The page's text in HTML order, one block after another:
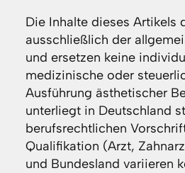
Die Inhalte dieses Artikels
ausschließlich der
und ersetzen keine
medizinische oder
Ausführung ästhetischer
unterliegt in Deutschland
berufsrechtlichen
Qualifikation (Arzt,
und Bundesland variieren